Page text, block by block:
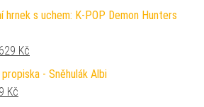
hrnek s uchem: K-POP Demon Hunters
Původní cena byla: 699 Kč.
629 Kč
- Sněhulák Albi
cena byla: 89 Kč.
Kč